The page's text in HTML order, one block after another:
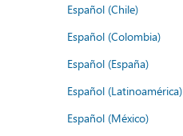
Español (Chile)
Español (Colombia)
Español (España)
Español (Latinoamérica)
Español (México)